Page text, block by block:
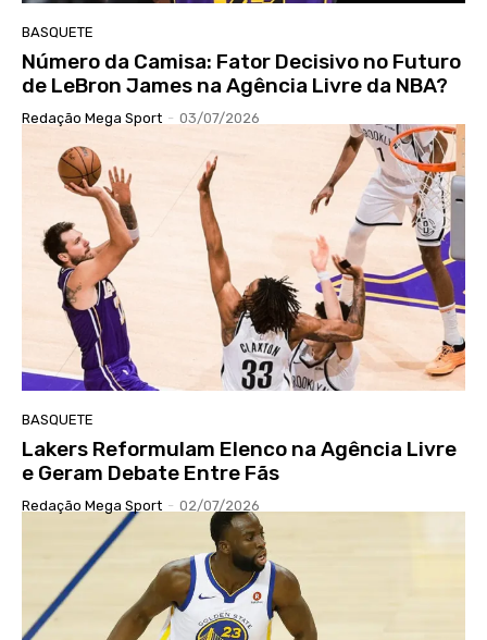
BASQUETE
Número da Camisa: Fator Decisivo no Futuro
de LeBron James na Agência Livre da NBA?
Redação Mega Sport - 03/07/2026
BASQUETE
Lakers Reformulam Elenco na Agência Livre
e Geram Debate Entre Fãs
Redação Mega Sport - 02/07/2026